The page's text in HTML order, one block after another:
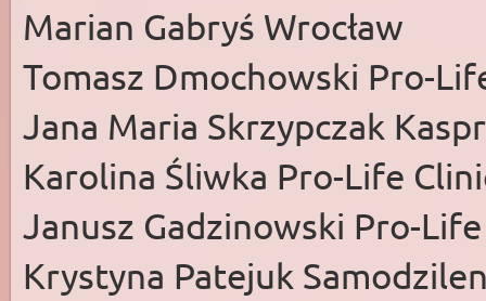
Marian Gabryś Wrocław
Tomasz Dmochowski Pro-
Jana Maria Skrzypczak
Karolina Śliwka Pro-Life
Janusz Gadzinowski Pro-
Krystyna Patejuk